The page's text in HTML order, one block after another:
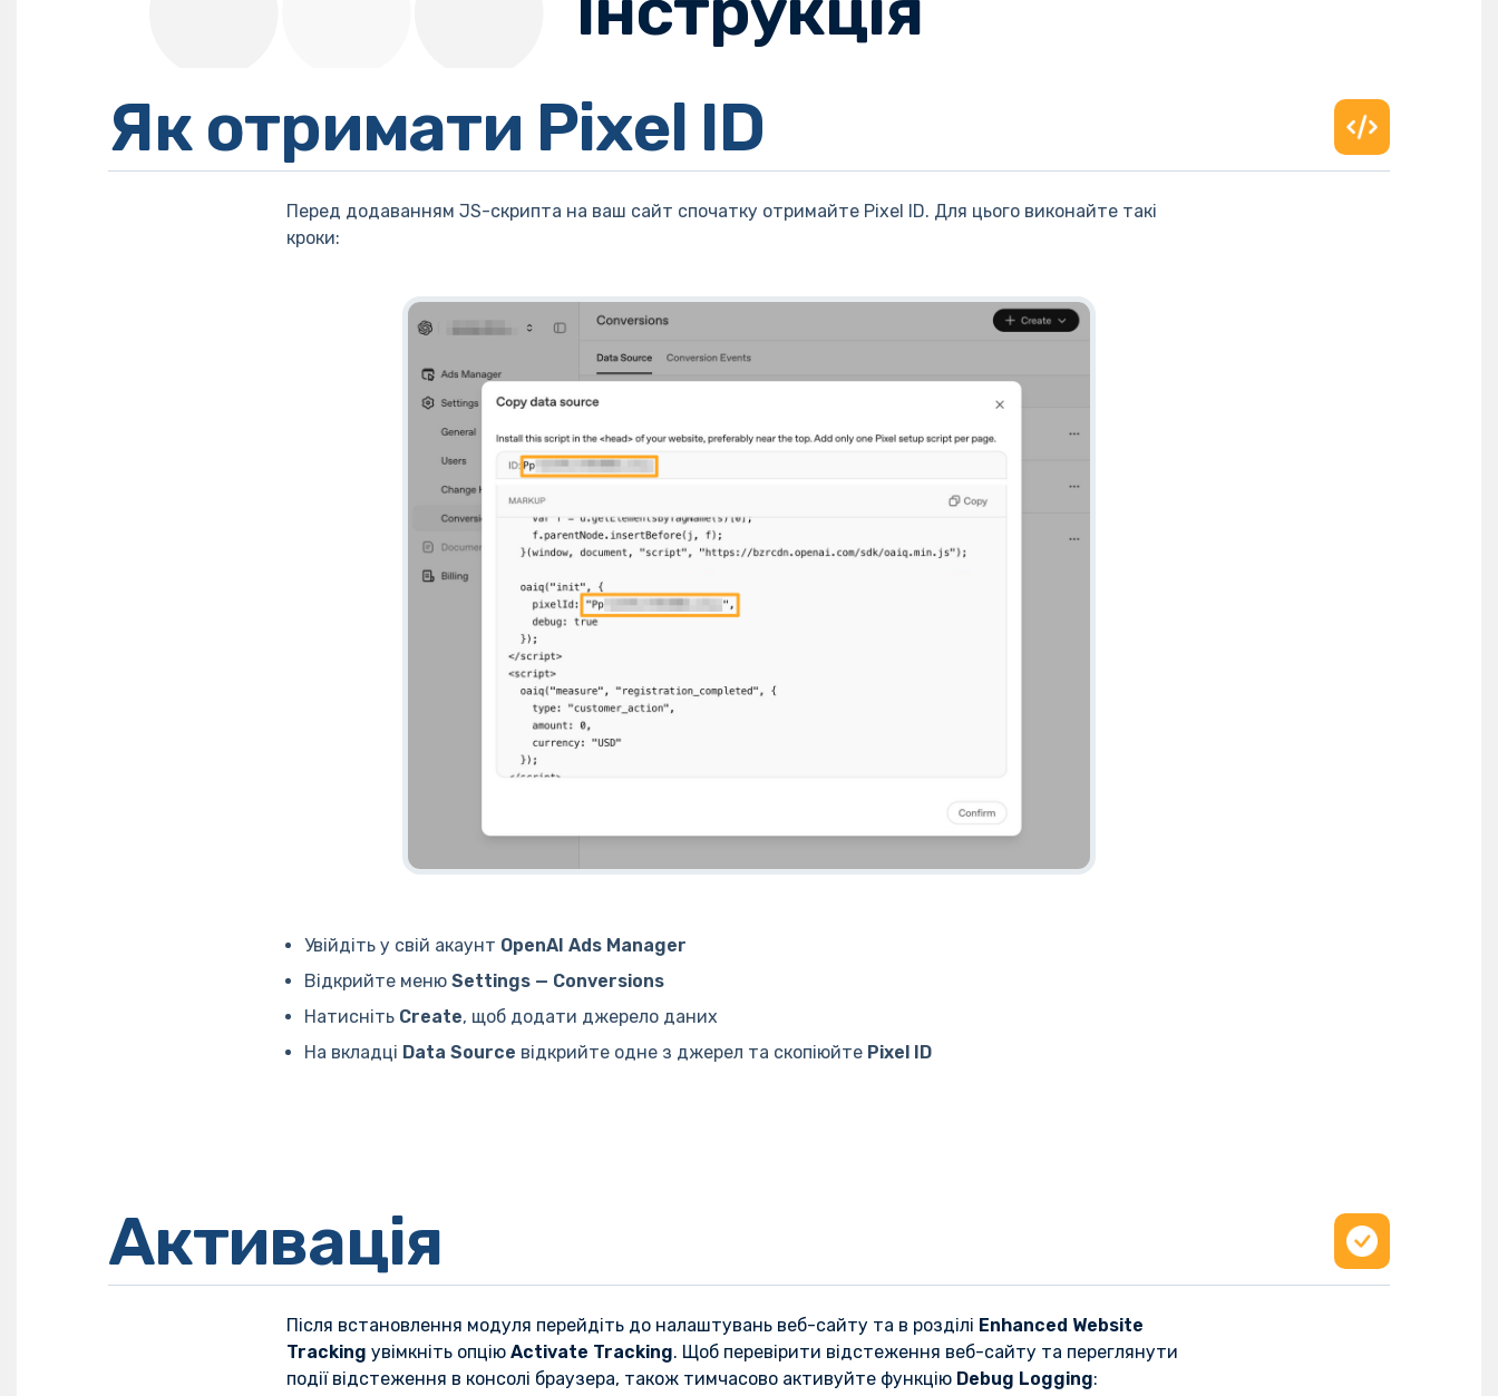
Як отримати Pixel ID
Перед додаванням JS-скрипта на ваш сайт спочатку отримайте Pixel ID. Для цього виконайте такі
кроки:
Увійдіть у свій акаунт OpenAI Ads Manager
Відкрийте меню Settings — Conversions
Натисніть Create, щоб додати джерело даних
На вкладці Data Source відкрийте одне з джерел та скопіюйте Pixel ID
Активація
Після встановлення модуля перейдіть до налаштувань веб-сайту та в розділі Enhanced Website
Tracking увімкніть опцію Activate Tracking. Щоб перевірити відстеження веб-сайту та переглянути
події відстеження в консолі браузера, також тимчасово активуйте функцію Debug Logging: